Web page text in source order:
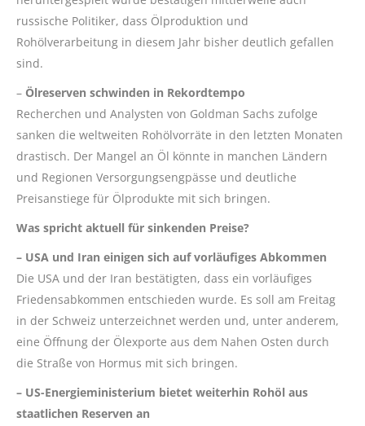
russische Politiker, dass Ölproduktion und
Rohölverarbeitung in diesem Jahr bisher deutlich gefallen
sind.
– Ölreserven schwinden in Rekordtempo
Recherchen und Analysten von Goldman Sachs zufolge
sanken die weltweiten Rohölvorräte in den letzten Monaten
drastisch. Der Mangel an Öl könnte in manchen Ländern
und Regionen Versorgungsengpässe und deutliche
Preisanstiege für Ölprodukte mit sich bringen.
Was spricht aktuell für sinkenden Preise?
– USA und Iran einigen sich auf vorläufiges Abkommen
Die USA und der Iran bestätigten, dass ein vorläufiges
Friedensabkommen entschieden wurde. Es soll am Freitag
in der Schweiz unterzeichnet werden und, unter anderem,
eine Öffnung der Ölexporte aus dem Nahen Osten durch
die Straße von Hormus mit sich bringen.
– US-Energieministerium bietet weiterhin Rohöl aus
staatlichen Reserven an